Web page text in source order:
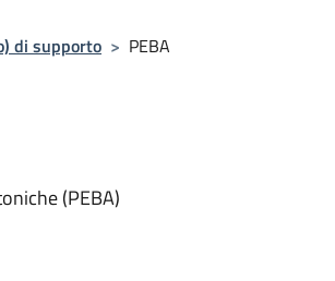
di supporto > PEBA
(PEBA)